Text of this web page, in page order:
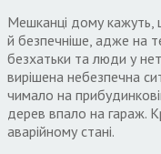
Мешканці дому кажуть,
й безпечніше, адже на
безхатьки та люди у
вирішена небезпечна
чимало на
дерев впало на гараж.
аварійному стані.